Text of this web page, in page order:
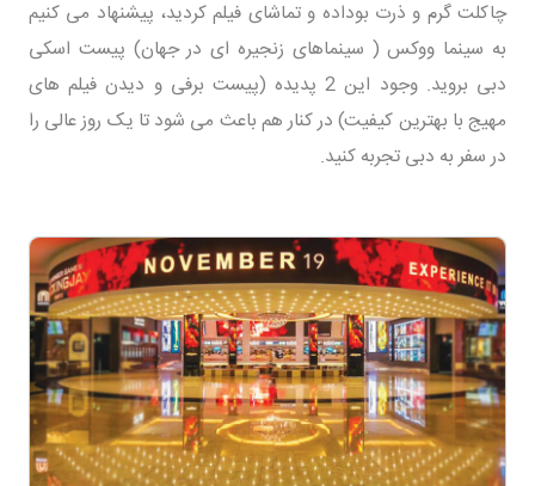
چاکلت گرم و ذرت بوداده و تماشای فیلم کردید، پیشنهاد می کنیم
به سینما ووکس ( سینماهای زنجیره ای در جهان) پیست اسکی
دبی بروید. وجود این 2 پدیده (پیست برفی و دیدن فیلم های
مهیج با بهترین کیفیت) در کنار هم باعث می شود تا یک روز عالی را
در سفر به دبی تجربه کنید.